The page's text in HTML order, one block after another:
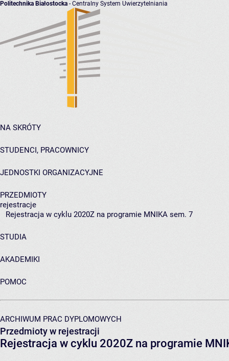
Politechnika Białostocka - Centralny System Uwierzytelniania
NA SKRÓTY
STUDENCI, PRACOWNICY
JEDNOSTKI ORGANIZACYJNE
PRZEDMIOTY
rejestracje
Rejestracja w cyklu 2020Z na programie MNIKA sem. 7
STUDIA
AKADEMIKI
POMOC
ARCHIWUM PRAC DYPLOMOWYCH
Przedmioty w rejestracji
Rejestracja w cyklu 2020Z na programie